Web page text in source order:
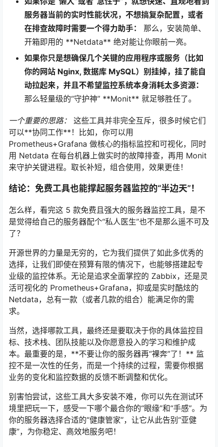
服务器当前的实时性能状况，不想搞复杂配置，或者
在排查故障时需要一个得力助手：
那么，安装简单、
开箱即用的 **Netdata** 绝对能让你眼前一亮。
如果你只是想确保几个关键的应用程序或服务（比如
你的网站 Nginx, 数据库 MySQL）别挂掉，挂了能自
动拉起来，并且不希望监控系统本身消耗太多资源：
那么轻量级的“守护神” **Monit** 就足够胜任了。
一个重要的思路：
这些工具并非完全互斥，很多时候它们
可以**协同工作**！比如，你可以用
Prometheus+Grafana 做核心的指标监控和可视化，同时
用 Netdata 在每台机器上做实时的故障排查，再用 Monit
来守护关键进程。取长补短，组合使用，效果更佳！
结论：免费工具也能撑起服务器监控的“半边天”！
怎么样，看完这 5 款免费且强大的服务器监控工具，是不
是觉得给自己的服务器配个“私人医生”也不是那么遥不可及
了？
开源世界的力量是无穷的，它为我们提供了如此多优秀的
选择，让我们即使在预算有限的情况下，也能够搭建起专
业级的监控体系。无论是追求全面掌控的 Zabbix，还是灵
活可视化的 Prometheus+Grafana，抑或是实时酷炫的
Netdata，总有一款（或者几款的组合）能满足你的需
求。
当然，选择哪款工具，最终还是要取决于你的具体监控目
标、技术栈、团队技能以及你愿意投入的学习和维护成
本。最重要的是，**不要让你的服务器再“裸奔”了！** 监
控不是一次性的任务，而是一个持续的过程，需要你根据
业务的变化和监控数据的反馈不断调整和优化。
别害怕尝试，这些工具大多安装不难，你可以先在测试环
境里把玩一下，感受一下哪个最合你的“眼缘”和“手感”。为
你的服务器选择合适的“健康管家”，让它从此告别“亚健
康”，为你稳定、高效地服务吧！